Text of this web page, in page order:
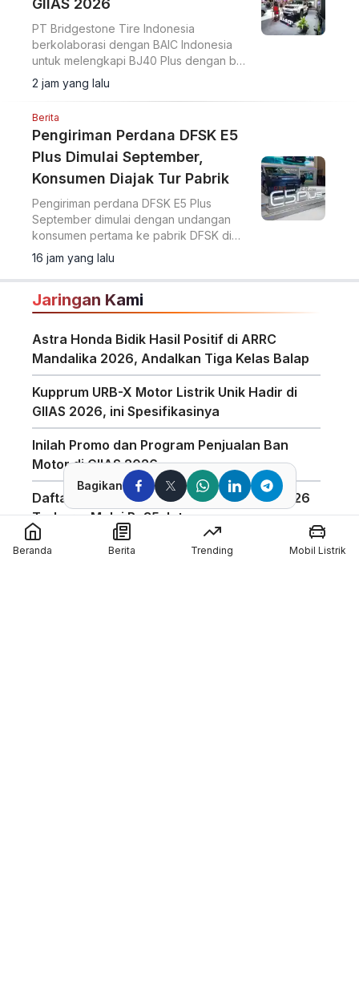
GIIAS 2026
PT Bridgestone Tire Indonesia
berkolaborasi dengan BAIC Indonesia
untuk melengkapi BJ40 Plus dengan ban
Bridgestone Dueler A/T002 di GIIAS
2026.
2 jam yang lalu
Berita
Pengiriman Perdana DFSK E5
Plus Dimulai September,
Konsumen Diajak Tur Pabrik
Pengiriman perdana DFSK E5 Plus
September dimulai dengan undangan
konsumen pertama ke pabrik DFSK di
Cikande untuk melihat proses produksi
PHEV.
16 jam yang lalu
Jaringan Kami
Astra Honda Bidik Hasil Positif di ARRC
Mandalika 2026, Andalkan Tiga Kelas Balap
Kupprum URB-X Motor Listrik Unik Hadir di
GIIAS 2026, ini Spesifikasinya
Inilah Promo dan Program Penjualan Ban
Motor di GIIAS 2026
Daftar Harga Honda PCX 160 Agustus 2026
Terbaru, Mulai Rp35 Jutaan
Penggunaan Boost Charge ALVA Naik Tajam,
Bagikan
Beranda Berita Trending Mobil Listrik